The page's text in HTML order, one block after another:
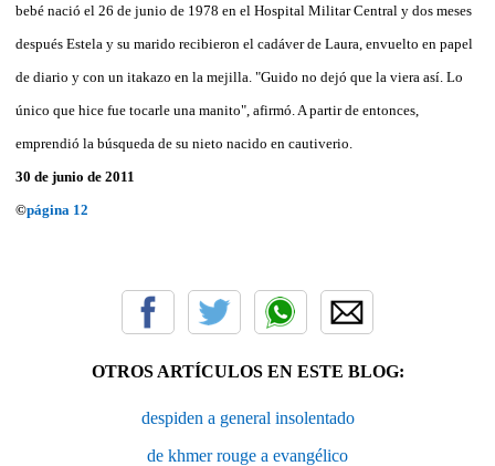
bebé nació el 26 de junio de 1978 en el Hospital Militar Central y dos meses
después Estela y su marido recibieron el cadáver de Laura, envuelto en papel
de diario y con un itakazo en la mejilla. "Guido no dejó que la viera así. Lo
único que hice fue tocarle una manito", afirmó. A partir de entonces,
emprendió la búsqueda de su nieto nacido en cautiverio.
30 de junio de 2011
©página 12
OTROS ARTÍCULOS EN ESTE BLOG:
despiden a general insolentado
de khmer rouge a evangélico